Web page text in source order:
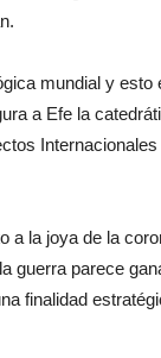
mundial y
a Efe la
a la joya de la
guerra parece
finalidad